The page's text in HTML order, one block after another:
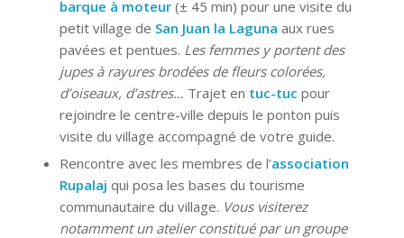
barque à moteur(± 45 min) pour une visite du
petit village de San Juan la Laguna aux rues
pavées et pentues. Les femmes y portent des
jupes à rayures brodées de fleurs colorées,
d’oiseaux, d’astres… Trajet en tuc-tuc pour
rejoindre le centre-ville depuis le ponton puis
visite du village accompagné de votre guide.
Rencontre avec les membres de l’association
Rupalaj qui posa les bases du tourisme
communautaire du village. Vous visiterez
notamment un atelier constitué par un groupe